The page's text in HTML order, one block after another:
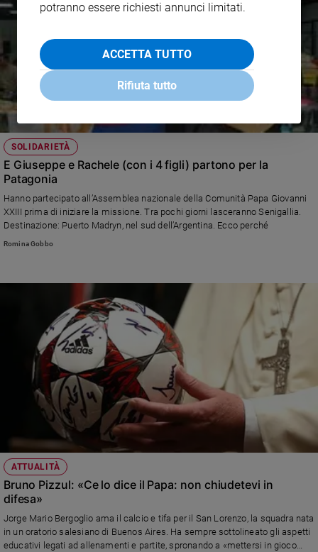
SOLIDARIETÀ
E Giuseppe e Rachele (con i 4 figli) partono per la
Patagonia
Hanno partecipato all’Assemblea nazionale della Comunità Papa Giovanni
XXIII prima di iniziare la missione. Tra pochi giorni lasceranno Senigallia.
Destinazione: Puerto Madryn, nel sud dell’Argentina. Ecco perché
Romina Gobbo
ATTUALITÀ
Bruno Pizzul: «Ce lo dice il Papa: non chiudetevi in
difesa»
Jorge Mario Bergoglio ama il calcio e tifa per il San Lorenzo, la squadra nata
in un oratorio salesiano di Buenos Aires. Ha sempre sottolineato gli aspetti
educativi legati ad allenamenti e partite, spronando a «mettersi in gioco
potranno essere richiesti annunci limitati.
ACCETTA TUTTO
Rifiuta tutto